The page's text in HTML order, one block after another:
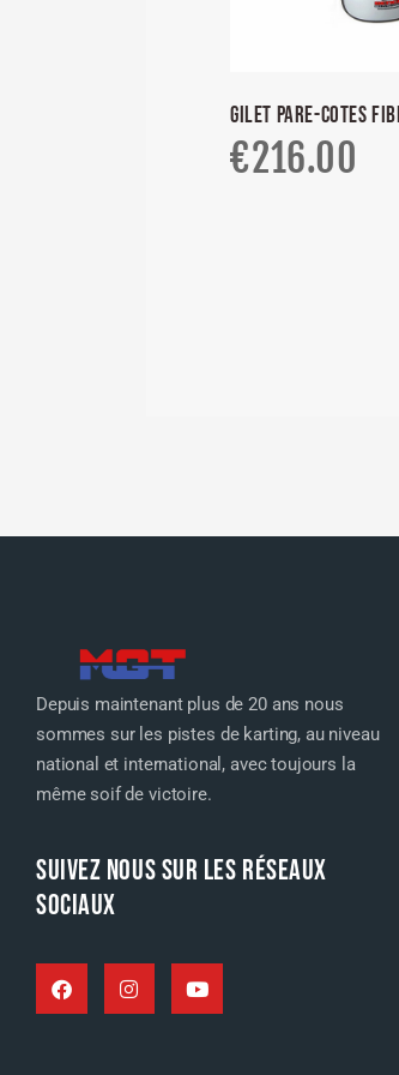
GILET PARE-COTES
€216.00
Depuis maintenant plus de 20 ans nous
sommes sur les pistes de karting, au niveau
national et international, avec toujours la
même soif de victoire.
SUIVEZ NOUS SUR LES RÉSEAUX
SOCIAUX